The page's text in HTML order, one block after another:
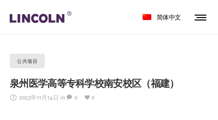
简体中文
公共项目
泉州医学高等专科学校南安校区（福建）
2023年11月14日 in 0 0